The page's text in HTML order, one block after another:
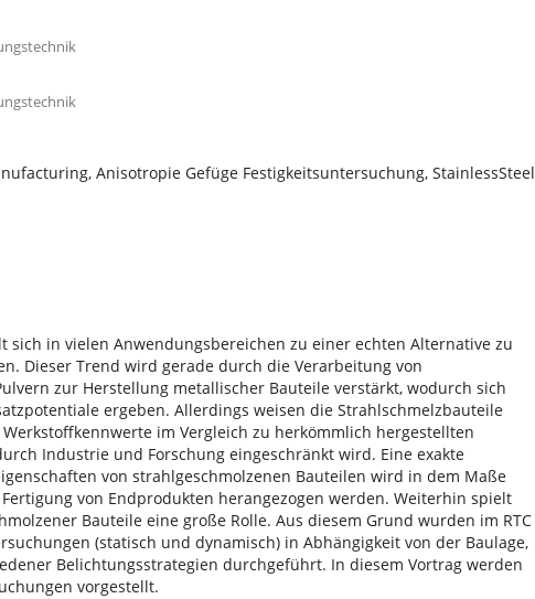
Anisotropie Gefüge Festigkeitsuntersuchung, StainlessSteel
sich in vielen Anwendungsbereichen zu einer echten Alternative zu
Dieser Trend wird gerade durch die Verarbeitung von
zur Herstellung metallischer Bauteile verstärkt, wodurch sich
ergeben. Allerdings weisen die Strahlschmelzbauteile
im Vergleich zu herkömmlich hergestellten
Industrie und Forschung eingeschränkt wird. Eine exakte
von strahlgeschmolzenen Bauteilen wird in dem Maße
von Endprodukten herangezogen werden. Weiterhin spielt
Bauteile eine große Rolle. Aus diesem Grund wurden im RTC
(statisch und dynamisch) in Abhängigkeit von der Baulage,
Belichtungsstrategien durchgeführt. In diesem Vortrag werden
vorgestellt.